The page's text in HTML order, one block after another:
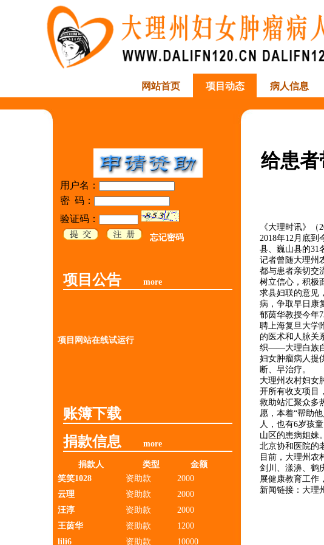
网站首页 项目动态 病人信息
用户名：
密 码：
验证码：
忘记密码
项目公告 more
项目网站在线试运行
账簿下载
捐款信息
more
捐款人 类型
金额
笑笑1028
资助款
2000
云理
资助款
2000
汪淳
资助款
2000
王茵华
资助款
1200
lili6
资助款 10000
给患
《大理时讯》（
2018年12月底
县、巍山县的31
记者曾随大理州
都与患者亲切交
树立信心，积极
求县妇联的意见
病，争取早日康
郁茵华教授今年
聘上海复旦大学
的医术和人脉关
织——大理白族自
妇女肿瘤病人提
断、早治疗。
大理州农村妇女
开所有收支项目
救助站汇聚众多
愿，本着“帮助
人，也有6岁孩
山区的患病姐妹
北京协和医院的
目前，大理州农
剑川、漾濞、鹤
展健康教育工作
新闻链接：大理